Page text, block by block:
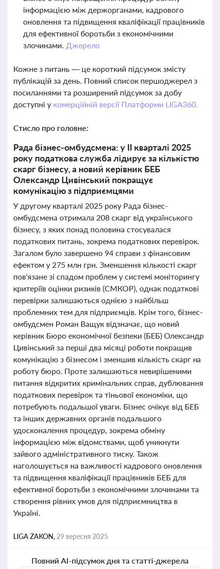
інформацією між держорганами, кадрового
оновлення та підвищення кваліфікації працівників
для ефективної боротьби з економічними
злочинами. Джерело
Кожне з питань — це короткий підсумок змісту
публікацій за день. Повний список першоджерел з
посиланнями та розширений підсумок за добу
доступні у комерційній версії Платформи LIGA360.
Стисло про головне:
Рада бізнес-омбудсмена: у II кварталі 2025
року податкова служба лідирує за кількістю
скарг бізнесу, а новий керівник БЕБ
Олександр Цивінський покращує
комунікацію з підприємцями
У другому кварталі 2025 року Рада бізнес-
омбудсмена отримала 208 скарг від українського
бізнесу, з яких понад половина стосувалася
податкових питань, зокрема податкових перевірок.
Загалом було завершено 94 справи з фінансовим
ефектом у 275 млн грн. Зменшення кількості скарг
пов'язане зі спадом проблем у системі моніторингу
критеріїв оцінки ризиків (СМКОР), однак податкові
перевірки залишаються однією з найбільш
проблемних тем для підприємців. Крім того, бізнес-
омбудсмен Роман Ващук відзначає, що новий
керівник Бюро економічної безпеки (БЕБ) Олександр
Цивінський за перші два місяці роботи покращив
комунікацію з бізнесом і зменшив кількість скарг на
роботу бюро. Проте залишаються невирішеними
питання відкритих кримінальних справ, дублювання
податкових перевірок та тіньової економіки, що
потребують подальшої уваги. Бізнес очікує від БЕБ
та інших державних органів подальшого
удосконалення процедур, зокрема обміну
інформацією між відомствами, щоб уникнути
зайвого адміністративного тиску. Також
наголошується на важливості кадрового оновлення
та підвищення кваліфікації працівників БЕБ для
ефективної боротьби з економічними злочинами та
створення рівних умов для підприємництва в
Україні.
LIGA ZAKON, 29 вересня 2025
Повний AI-підсумок дня та статті-джерела